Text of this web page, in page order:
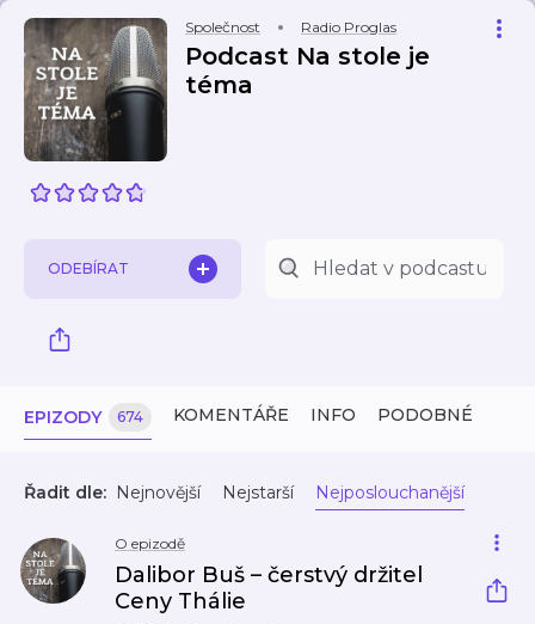
Společnost Radio Proglas
Podcast Na stole je
téma
ODEBÍRAT
EPIZODY 674 KOMENTÁŘE INFO PODOBNÉ
Řadit dle: Nejnovější Nejstarší Nejposlouchanější
O epizodě
Dalibor Buš – čerstvý držitel
Ceny Thálie